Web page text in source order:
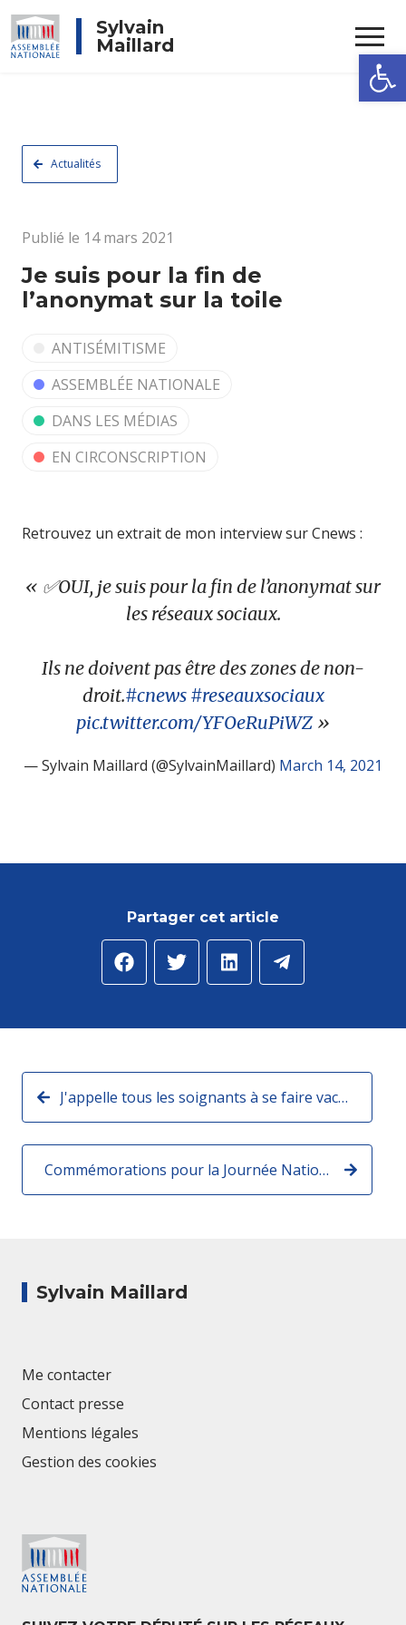
Ouvrir
Sylvain
Maillard
Actualités
Publié le 14 mars 2021
Je suis pour la fin de
l’anonymat sur la toile
ANTISÉMITISME
ASSEMBLÉE NATIONALE
DANS LES MÉDIAS
EN CIRCONSCRIPTION
Retrouvez un extrait de mon interview sur Cnews :
✅OUI, je suis pour la fin de l’anonymat sur
les réseaux sociaux.
Ils ne doivent pas être des zones de non-
droit.#cnews #reseauxsociaux
pic.twitter.com/YFOeRuPiWZ
— Sylvain Maillard (@SylvainMaillard) March 14, 2021
Partager cet article
J'appelle tous les soignants à se faire vacciner contre le coronavirus.
Commémorations pour la Journée Nationale du souvenir et du recueillement à la mémoire des victimes civiles et militaires de la guerre d’Algérie et des combats en Tunisie et au Maroc
Sylvain Maillard
Me contacter
Contact presse
Mentions légales
Gestion des cookies